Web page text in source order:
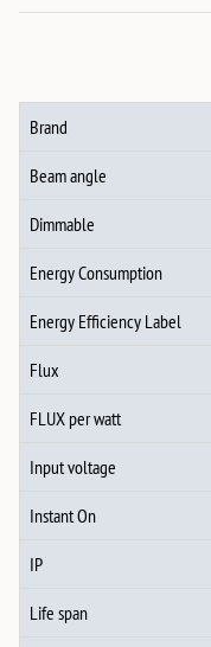
СО
СЕНЗОР
30W
БЕЛО
Brand
Beam angle
Dimmable
Energy Consumption
Energy Efficiency Label
Flux
FLUX per watt
Input voltage
Instant On
IP
Life span